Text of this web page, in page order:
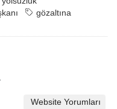
gözaltına
Website Yorumları